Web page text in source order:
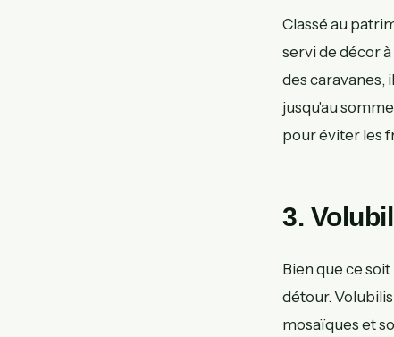
Classé au
servi de décor
des caravanes,
jusqu'au
pour éviter les
3.
Bien que ce
détour.
mosaïques et